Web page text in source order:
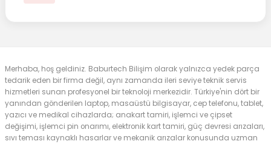
Merhaba, hoş geldiniz. Baburtech Bilişim olarak yalnızca yedek parça
tedarik eden bir firma değil, aynı zamanda ileri seviye teknik servis
hizmetleri sunan profesyonel bir teknoloji merkezidir. Türkiye'nin dört bir
yanından gönderilen laptop, masaüstü bilgisayar, cep telefonu, tablet,
yazıcı ve medikal cihazlarda; anakart tamiri, işlemci ve çipset
değişimi, işlemci pin onarımı, elektronik kart tamiri, güç devresi arızaları,
sıvı teması kaynaklı hasarlar ve mekanik arızalar konusunda uzman